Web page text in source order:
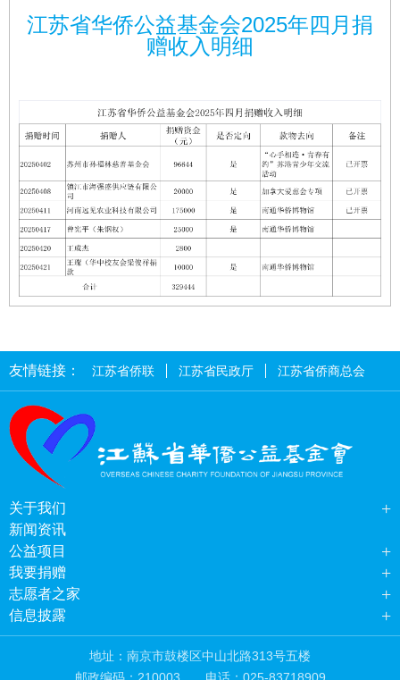
江苏省华侨公益基金会2025年四月捐
赠收入明细
友情链接： 江苏省侨联 江苏省民政厅 江苏省侨商总会
关于我们 +
新闻资讯
公益项目
+
我要捐赠 +
志愿者之家 +
信息披露 +
地址：南京市鼓楼区中山北路313号五楼